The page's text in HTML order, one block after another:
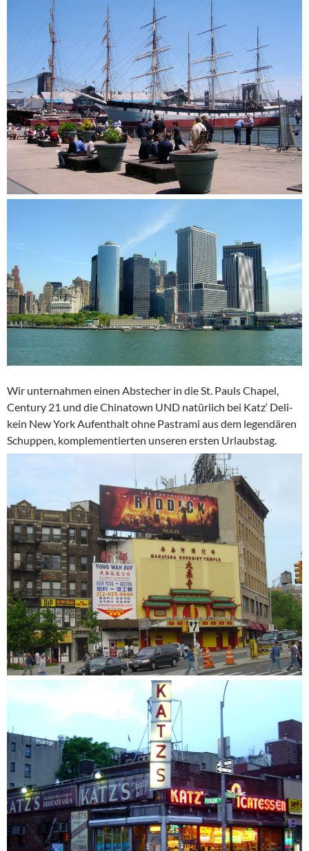
Wir unternahmen einen Abstecher in die St. Pauls Chapel,
Century 21 und die Chinatown UND natürlich bei Katz‘ Deli-
kein New York Aufenthalt ohne Pastrami aus dem legendären
Schuppen, komplementierten unseren ersten Urlaubstag.